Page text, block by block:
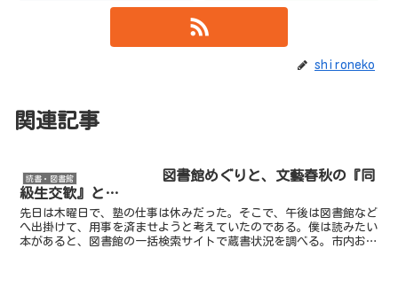
shironeko
関連記事
読書・図書館
図書館めぐりと、文藝春秋の『同
級生交歓』と…
先日は木曜日で、塾の仕事は休みだった。そこで、午後は図書館など
へ出掛けて、用事を済ませようと考えていたのである。僕は読みたい
本があると、図書館の一括検索サイトで蔵書状況を調べる。市内およ